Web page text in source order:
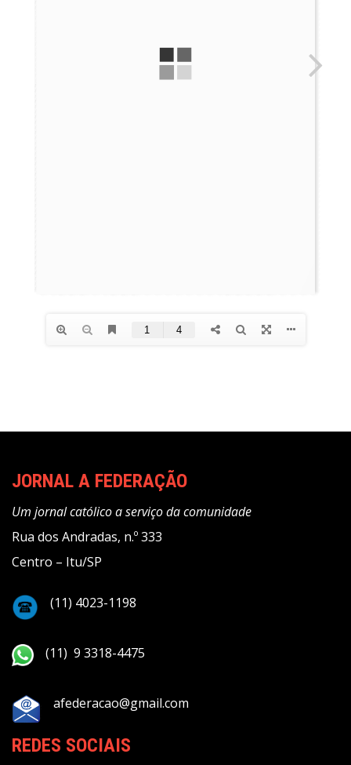
JORNAL A FEDERAÇÃO
Um jornal católico a serviço da comunidade
Rua dos Andradas, n.º 333
Centro – Itu/SP
(11) 4023-1198
(11) 9 3318-4475
afederacao@gmail.com
REDES SOCIAIS